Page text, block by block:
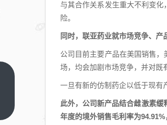
与其合作关系发生重大不利变
险。
同时，联亚药业就市场竞争、产
公司目前主要产品在美国销售
场，均会加剧市场竞争，并对既
一旦有新的仿制药企以低于现有
此外，公司新产品结合雌激素
年度的境外销售毛利率为